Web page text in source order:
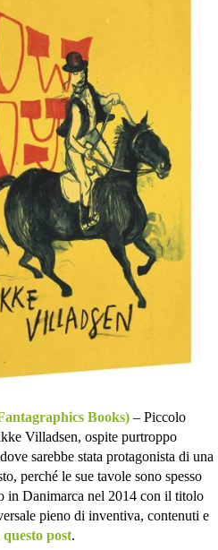
Books) – Piccolo
Villadsen, ospite purtroppo
sarebbe stata protagonista di una
perché le sue tavole sono spesso
in Danimarca nel 2014 con il titolo
pieno di inventiva, contenuti e
post.